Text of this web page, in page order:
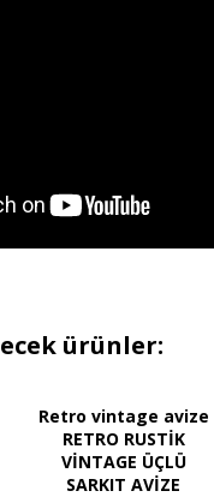
ürünler:
Retro vintage avize
RETRO RUSTİK
VİNTAGE ÜÇLÜ
SARKIT AVİZE